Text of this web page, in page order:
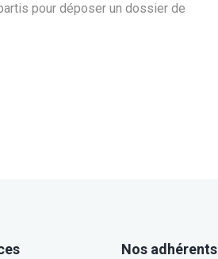
pour déposer un dossier de
Nos adhérents